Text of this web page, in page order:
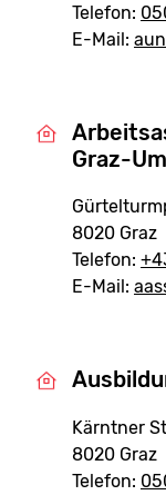
Telefon:
E-Mail:
Graz-
8020 Graz
Telefon:
E-Mail:
Kärntner
8020 Graz
Telefon: